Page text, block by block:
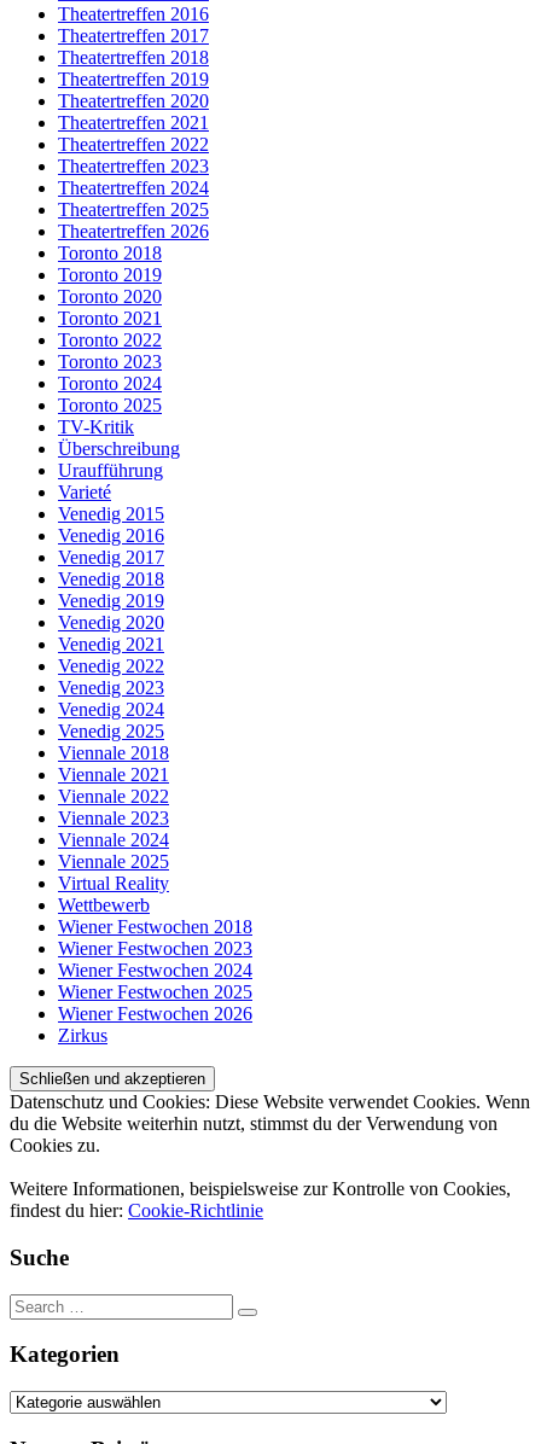
Theatertreffen 2016
Theatertreffen 2017
Theatertreffen 2018
Theatertreffen 2019
Theatertreffen 2020
Theatertreffen 2021
Theatertreffen 2022
Theatertreffen 2023
Theatertreffen 2024
Theatertreffen 2025
Theatertreffen 2026
Toronto 2018
Toronto 2019
Toronto 2020
Toronto 2021
Toronto 2022
Toronto 2023
Toronto 2024
Toronto 2025
TV-Kritik
Überschreibung
Uraufführung
Varieté
Venedig 2015
Venedig 2016
Venedig 2017
Venedig 2018
Venedig 2019
Venedig 2020
Venedig 2021
Venedig 2022
Venedig 2023
Venedig 2024
Venedig 2025
Viennale 2018
Viennale 2021
Viennale 2022
Viennale 2023
Viennale 2024
Viennale 2025
Virtual Reality
Wettbewerb
Wiener Festwochen 2018
Wiener Festwochen 2023
Wiener Festwochen 2024
Wiener Festwochen 2025
Wiener Festwochen 2026
Zirkus
Datenschutz und Cookies: Diese Website verwendet Cookies. Wenn
du die Website weiterhin nutzt, stimmst du der Verwendung von
Cookies zu.
Weitere Informationen, beispielsweise zur Kontrolle von Cookies,
findest du hier: Cookie-Richtlinie
Suche
Kategorien
Kategorien